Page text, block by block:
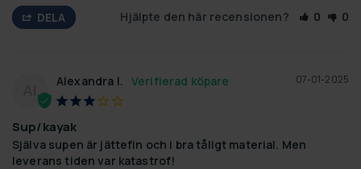
DELA Hjälpte den här recensionen? 0 0
07-01-2025
Alexandra I.
Sup/kayak
Själva supen är jättefin och i bra tåligt material. Men
leverans tiden var katastrof!